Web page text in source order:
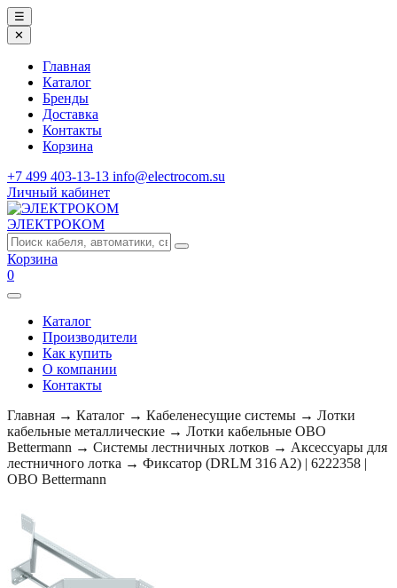
☰
✕
Главная
Каталог
Бренды
Доставка
Контакты
Корзина
+7 499 403-13-13 info@electrocom.su
Личный кабинет
ЭЛЕКТРОКОМ
Корзина
0
Каталог
Производители
Как купить
О компании
Контакты
Главная → Каталог → Кабеленесущие системы → Лотки
кабельные металлические → Лотки кабельные OBO
Bettermann → Системы лестничных лотков → Аксессуары для
лестничного лотка → Фиксатор (DRLM 316 A2) | 6222358 |
OBO Bettermann